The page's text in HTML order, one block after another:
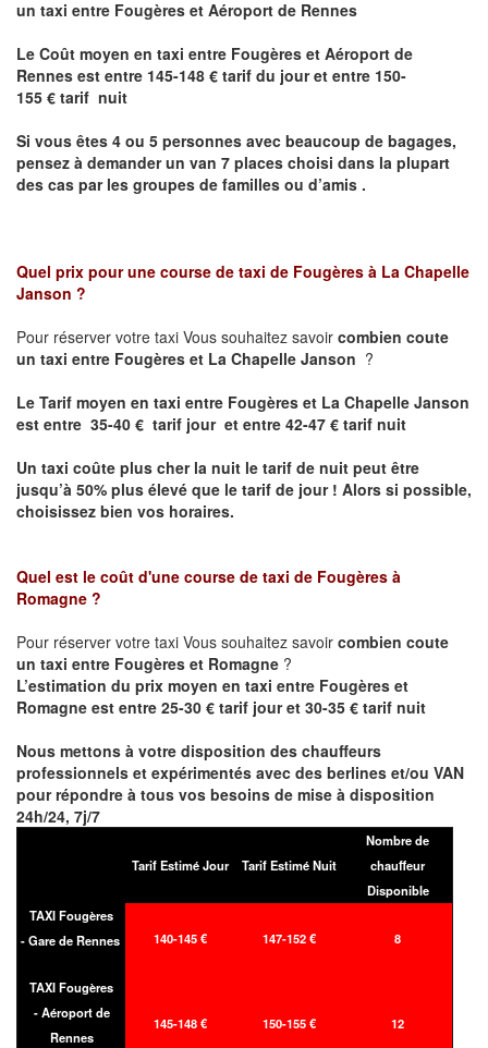
un taxi entre Fougères et Aéroport de Rennes
Le Coût moyen en taxi entre Fougères et Aéroport de
Rennes est entre 145-148 € tarif du jour et entre 150-
155 € tarif nuit
Si vous êtes 4 ou 5 personnes avec beaucoup de bagages,
pensez à demander un van 7 places choisi dans la plupart
des cas par les groupes de familles ou d’amis .
Quel prix pour une course de taxi de Fougères à La Chapelle
Janson ?
Pour réserver votre taxi Vous souhaitez savoir combien coute
un taxi entre Fougères et La Chapelle Janson ?
Le Tarif moyen en taxi entre Fougères et La Chapelle Janson
est entre 35-40 € tarif jour et entre 42-47 € tarif nuit
Un taxi coûte plus cher la nuit le tarif de nuit peut être
jusqu’à 50% plus élevé que le tarif de jour ! Alors si possible,
choisissez bien vos horaires.
Quel est le coût d'une course de taxi de Fougères à
Romagne ?
Pour réserver votre taxi Vous souhaitez savoir combien coute
un taxi entre Fougères et Romagne ?
L’estimation du prix moyen en taxi entre Fougères et
Romagne est entre 25-30 € tarif jour et 30-35 € tarif nuit
Nous mettons à votre disposition des chauffeurs
professionnels et expérimentés avec des berlines et/ou VAN
pour répondre à tous vos besoins de mise à disposition
24h/24, 7j/7
Tarif Estimé Jour Tarif Estimé Nuit
Nombre de
chauffeur
Disponible
TAXI Fougères
- Gare de Rennes
140-145 € 147-152 € 8
TAXI Fougères
- Aéroport de
Rennes
145-148 € 150-155 € 12